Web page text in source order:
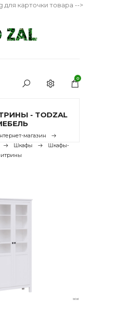
карточки товара -->
0
- TODZAL
магазин
Шкафы
Шкафы-